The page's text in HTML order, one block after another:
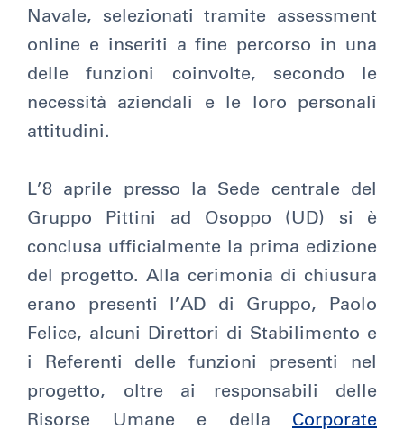
Navale, selezionati tramite assessment
online e inseriti a fine percorso in una
delle funzioni coinvolte, secondo le
necessità aziendali e le loro personali
attitudini.
L’8 aprile presso la Sede centrale del
Gruppo Pittini ad Osoppo (UD) si è
conclusa ufficialmente la prima edizione
del progetto. Alla cerimonia di chiusura
erano presenti l’AD di Gruppo, Paolo
Felice, alcuni Direttori di Stabilimento e
i Referenti delle funzioni presenti nel
progetto, oltre ai responsabili delle
Risorse Umane e della Corporate